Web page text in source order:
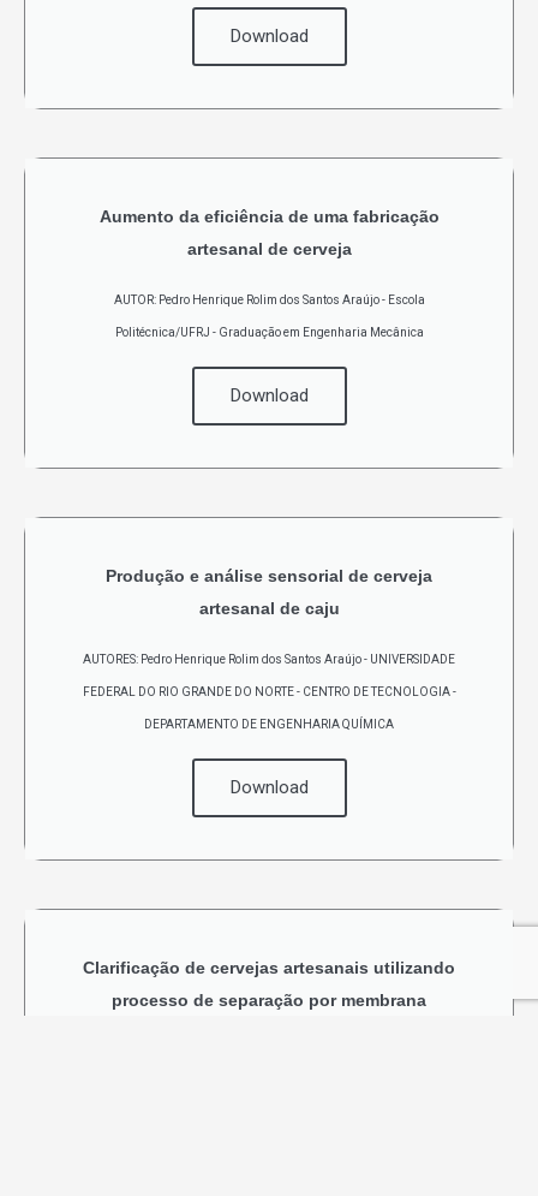
Download
Aumento da eficiência de uma fabricação
artesanal de cerveja
AUTOR: Pedro Henrique Rolim dos Santos Araújo - Escola
Politécnica/UFRJ - Graduação em Engenharia Mecânica
Download
Produção e análise sensorial de cerveja
artesanal de caju
AUTORES: Pedro Henrique Rolim dos Santos Araújo - UNIVERSIDADE
FEDERAL DO RIO GRANDE DO NORTE - CENTRO DE TECNOLOGIA -
DEPARTAMENTO DE ENGENHARIA QUÍMICA
Download
Clarificação de cervejas artesanais utilizando
processo de separação por membrana